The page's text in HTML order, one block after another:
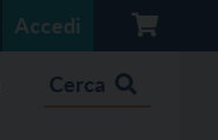
Accedi
Cerca